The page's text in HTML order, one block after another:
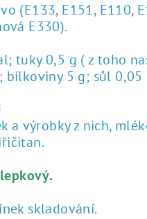
(E133, E151, E110,
E330).
tuky 0,5 g ( z toho
bílkoviny 5 g; sůl 0,05
a výrobky z nich,
skladování.